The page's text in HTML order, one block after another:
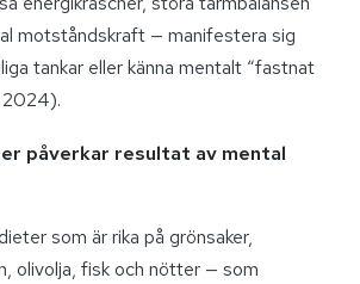
motståndskraft — manifestera sig
tankar eller känna mentalt “fastnat
2024).
påverkar resultat av mental
som är rika på grönsaker,
olivolja, fisk och nötter — som